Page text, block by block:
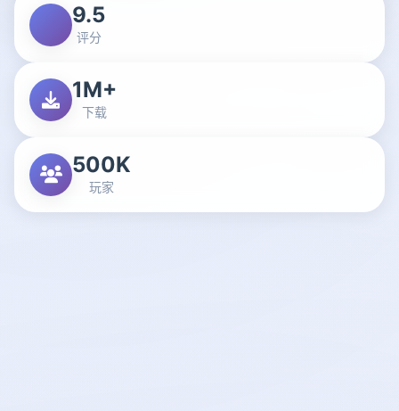
9.5
评分
1M+
下载
500K
玩家